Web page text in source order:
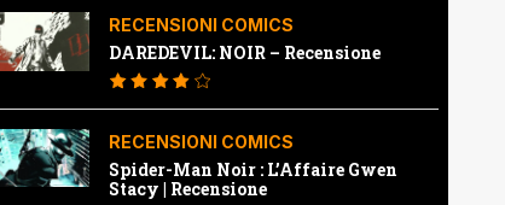
RECENSIONI COMICS
DAREDEVIL: NOIR – Recensione
RECENSIONI COMICS
Spider-Man Noir : L’Affaire Gwen
Stacy | Recensione